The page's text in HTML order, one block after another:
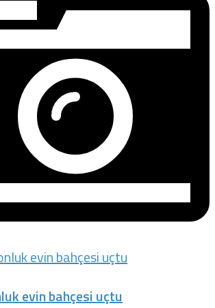
evin bahçesi uçtu